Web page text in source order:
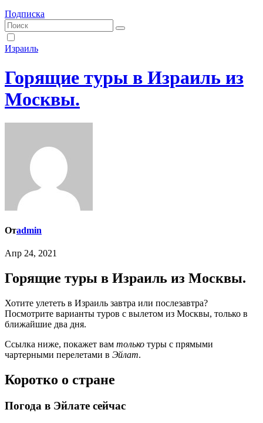
Подписка
Израиль
Горящие туры в Израиль из
Москвы.
Отadmin
Апр 24, 2021
Горящие туры в Израиль из Москвы.
Хотите улететь в Израиль завтра или послезавтра?
Посмотрите варианты туров с вылетом из Москвы, только в
ближайшие два дня.
Ссылка ниже, покажет вам только туры с прямыми
чартерными перелетами в Эйлат.
Коротко о стране
Погода в Эйлате сейчас